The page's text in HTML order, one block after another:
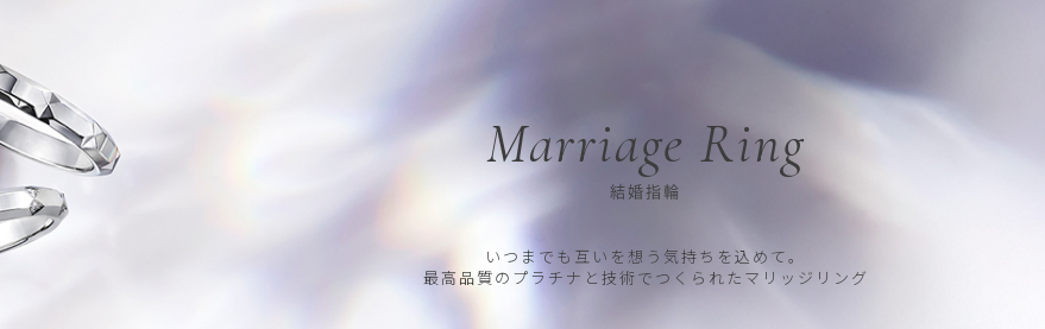
Marriage Ring
結婚指輪
いつまでも互いを想う気持ちを込めて。
最高品質のプラチナと技術でつくられたマリッジリング